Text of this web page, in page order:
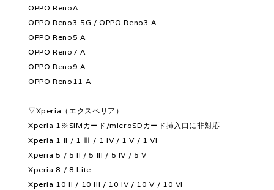
OPPO RenoA
OPPO Reno3 5G / OPPO Reno3 A
OPPO Reno5 A
OPPO Reno7 A
OPPO Reno9 A
OPPO Reno11 A
▽Xperia（エクスペリア）
Xperia 1※SIMカード/microSDカード挿入口に非対応
Xperia 1 II / 1 Ⅲ / 1 IV / 1 V / 1 VI
Xperia 5 / 5 II / 5 III / 5 IV / 5 V
Xperia 8 / 8 Lite
Xperia 10 II / 10 III / 10 IV / 10 V / 10 VI